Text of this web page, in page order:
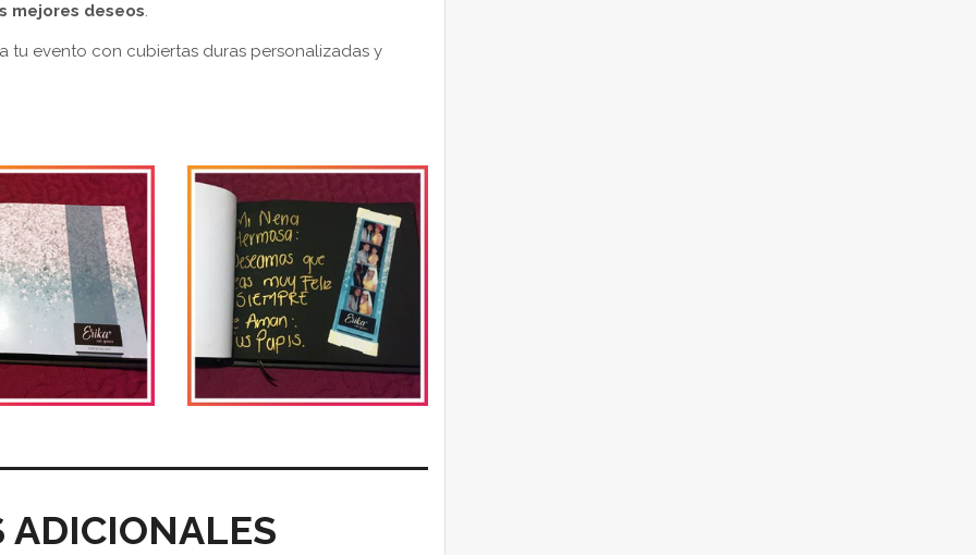
mejores deseos.
tu evento con cubiertas duras personalizadas y
ADICIONALES